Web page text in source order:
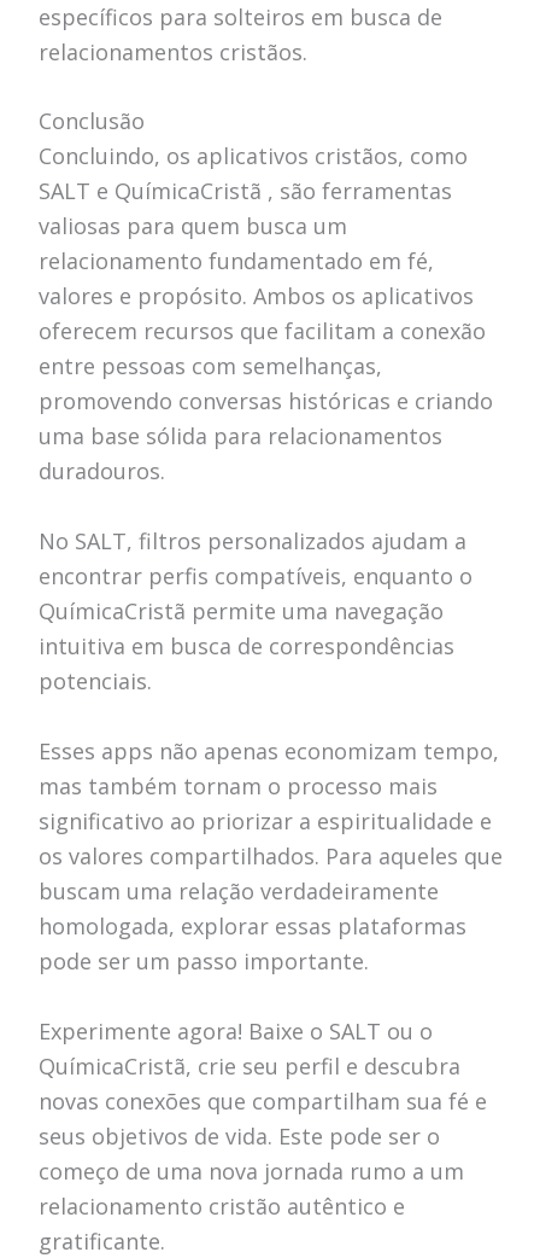
específicos para solteiros em busca de
relacionamentos cristãos.
Conclusão
Concluindo, os aplicativos cristãos, como
SALT e QuímicaCristã , são ferramentas
valiosas para quem busca um
relacionamento fundamentado em fé,
valores e propósito. Ambos os aplicativos
oferecem recursos que facilitam a conexão
entre pessoas com semelhanças,
promovendo conversas históricas e criando
uma base sólida para relacionamentos
duradouros.
No SALT, filtros personalizados ajudam a
encontrar perfis compatíveis, enquanto o
QuímicaCristã permite uma navegação
intuitiva em busca de correspondências
potenciais.
Esses apps não apenas economizam tempo,
mas também tornam o processo mais
significativo ao priorizar a espiritualidade e
os valores compartilhados. Para aqueles que
buscam uma relação verdadeiramente
homologada, explorar essas plataformas
pode ser um passo importante.
Experimente agora! Baixe o SALT ou o
QuímicaCristã, crie seu perfil e descubra
novas conexões que compartilham sua fé e
seus objetivos de vida. Este pode ser o
começo de uma nova jornada rumo a um
relacionamento cristão autêntico e
gratificante.